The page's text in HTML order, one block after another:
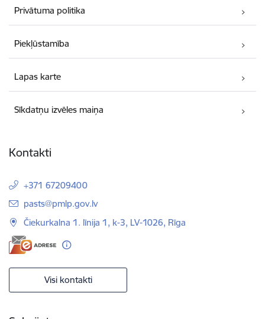
Privātuma politika
Piekļūstamība
Lapas karte
Sīkdatņu izvēles maiņa
Kontakti
+371 67209400
E-pasts:
pasts@pmlp.gov.lv
Čiekurkalna 1. līnija 1, k-3, LV-1026, Rīga
Visi kontakti